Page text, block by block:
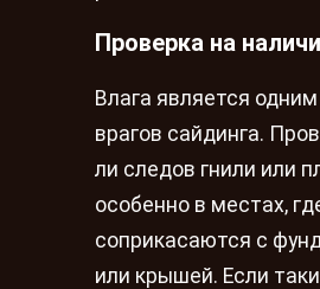
Проверка на
Влага является
врагов сайдинга.
ли следов гнили или
особенно в местах,
соприкасаются с
или крышей. Если